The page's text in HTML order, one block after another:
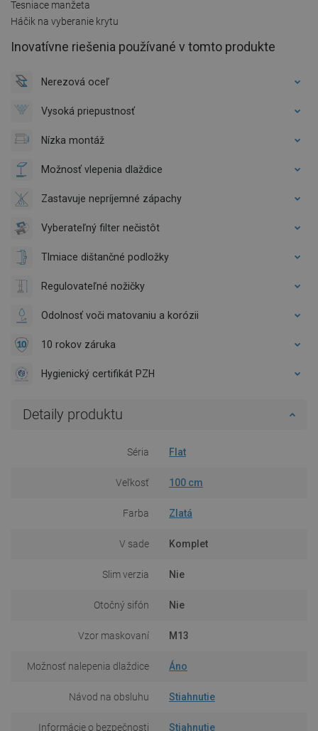
Tesniace manžeta
Háčik na vyberanie krytu
Inovatívne riešenia používané v tomto produkte
Nerezová oceľ
Vysoká priepustnosť
Nízka montáž
Možnosť vlepenia dlaždice
Zastavuje nepríjemné zápachy
Vyberateľný filter nečistôt
Tlmiace dištančné podložky
Regulovateľné nožičky
Odolnosť voči matovaniu a korózii
10 rokov záruka
Hygienický certifikát PZH
Detaily produktu
Séria Flat
Veľkosť 100 cm
Farba Zlatá
V sade Komplet
Slim verzia Nie
Otočný sifón Nie
Vzor maskovaní M13
Možnosť nalepenia dlaždice Áno
Návod na obsluhu Stiahnutie
Informácie o bezpečnosti Stiahnutie